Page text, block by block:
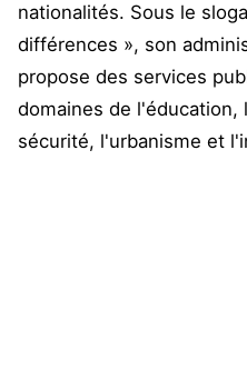
nationalités. Sous le
différences », son
propose des services
domaines de
sécurité, l'urbanisme et